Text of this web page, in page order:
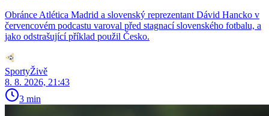
Obránce Atlética Madrid a slovenský reprezentant Dávid Hancko v
červencovém podcastu varoval před stagnací slovenského fotbalu, a
jako odstrašující příklad použil Česko.
SportyŽivě
8. 8. 2026, 21:43
3 min